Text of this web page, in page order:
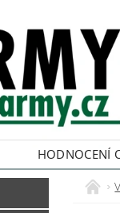
HODNOCENÍ